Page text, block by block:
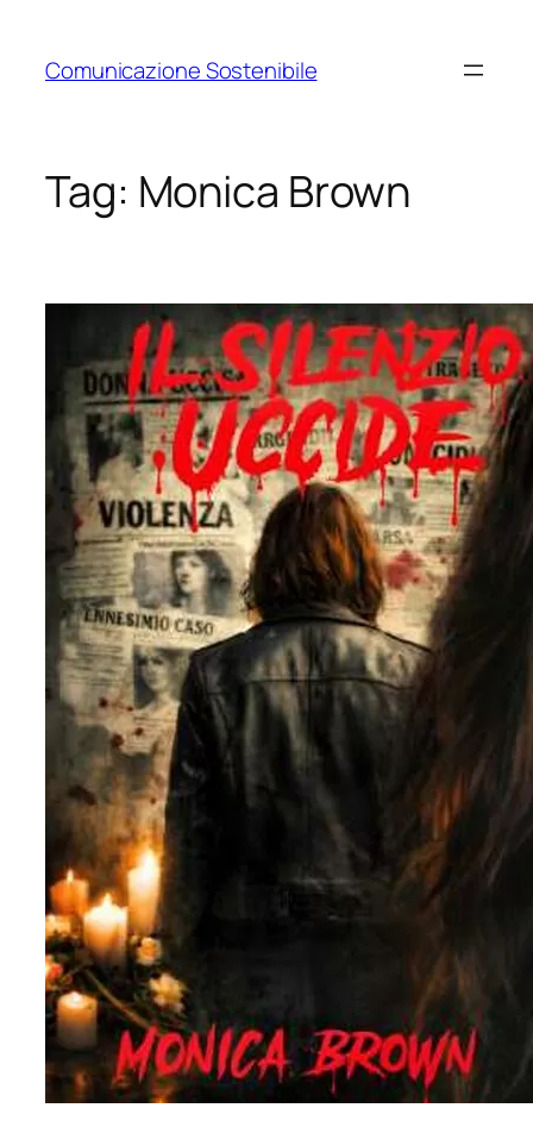
contenuto
Comunicazione Sostenibile
Tag: Monica Brown